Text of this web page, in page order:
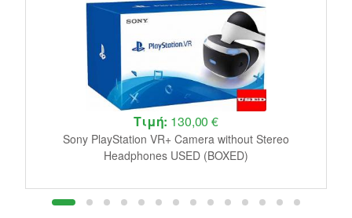
Τιμή: 130,00 €
Sony PlayStation VR+ Camera without Stereo
Headphones USED (BOXED)